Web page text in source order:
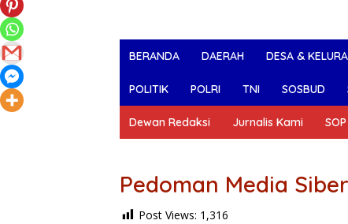
BERANDA DAERAH DESA &
POLITIK POLRI TNI SOSBUD
Dewan Redaksi Jurnalis Kami
Pedoman Media Siber
Post Views: 1,316